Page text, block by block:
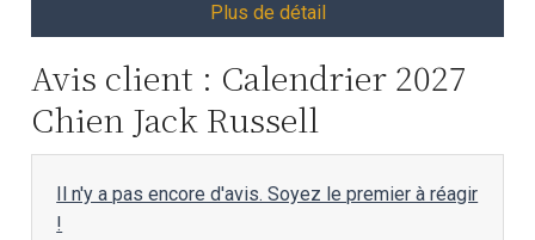
Plus de détail
Avis client : Calendrier 2027
Chien Jack Russell
Il n'y a pas encore d'avis. Soyez le premier à réagir
!